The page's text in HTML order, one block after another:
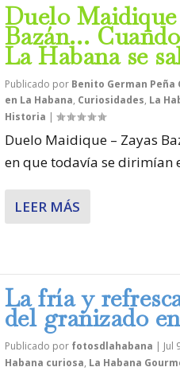
Duelo Maidique
Bazán…
La Habana se
Publicado por Benito German Peña
en La Habana, Curiosidades, La
Historia |
Duelo Maidique – Zayas
en que todavía se dirimían
LEER MÁS
La fría y
del granizado
Publicado por fotosdlahabana | Jul
Habana curiosa, La Habana